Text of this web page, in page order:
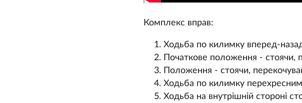
Комплекс вправ:
Ходьба по килимку вперед-
Початкове положення - стоячи,
Положення - стоячи,
Ходьба по килимку
Ходьба на внутрішній стороні